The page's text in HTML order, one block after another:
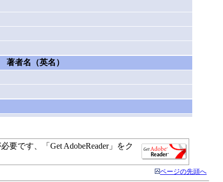
著者名（英名）
です、「Get AdobeReader」をク
ページの先頭へ